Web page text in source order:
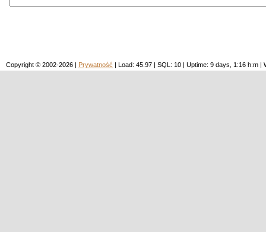
Copyright © 2002-2026 | Prywatność | Load: 45.97 | SQL: 10 | Uptime: 9 days, 1:16 h:m